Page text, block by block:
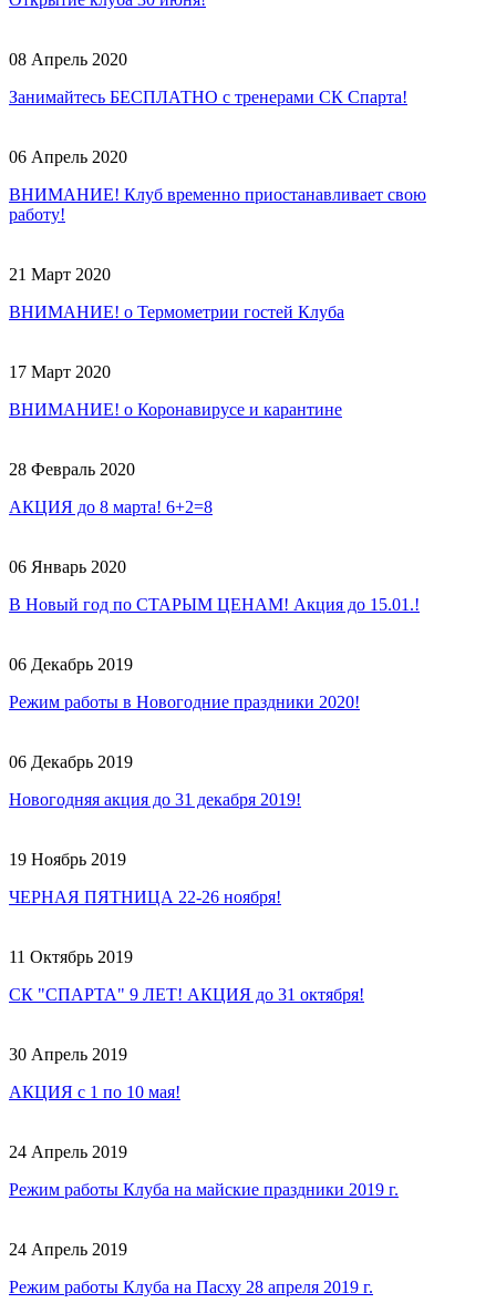
08 Апрель 2020
Занимайтесь БЕСПЛАТНО с тренерами СК Спарта!
06 Апрель 2020
ВНИМАНИЕ! Клуб временно приостанавливает свою
работу!
21 Март 2020
ВНИМАНИЕ! о Термометрии гостей Клуба
17 Март 2020
ВНИМАНИЕ! о Коронавирусе и карантине
28 Февраль 2020
АКЦИЯ до 8 марта! 6+2=8
06 Январь 2020
В Новый год по СТАРЫМ ЦЕНАМ! Акция до 15.01.!
06 Декабрь 2019
Режим работы в Новогодние праздники 2020!
06 Декабрь 2019
Новогодняя акция до 31 декабря 2019!
19 Ноябрь 2019
ЧЕРНАЯ ПЯТНИЦА 22-26 ноября!
11 Октябрь 2019
СК "СПАРТА" 9 ЛЕТ! АКЦИЯ до 31 октября!
30 Апрель 2019
АКЦИЯ с 1 по 10 мая!
24 Апрель 2019
Режим работы Клуба на майские праздники 2019 г.
24 Апрель 2019
Режим работы Клуба на Пасху 28 апреля 2019 г.